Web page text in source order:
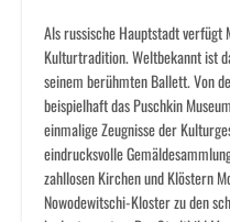
Als russische Hauptstadt verfügt
Kulturtradition. Weltbekannt ist
seinem berühmten Ballett. Von
beispielhaft das Puschkin
einmalige Zeugnisse der
eindrucksvolle
zahllosen Kirchen und Klöstern
Nowodewitschi-Kloster zu den